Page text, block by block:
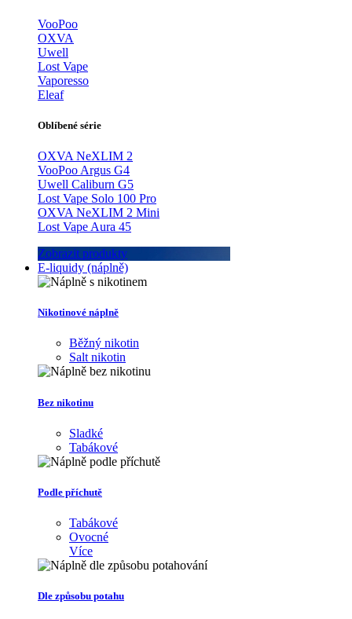
VooPoo
OXVA
Uwell
Lost Vape
Vaporesso
Eleaf
Oblíbené série
OXVA NeXLIM 2
VooPoo Argus G4
Uwell Caliburn G5
Lost Vape Solo 100 Pro
OXVA NeXLIM 2 Mini
Lost Vape Aura 45
Zobrazit produkty
E-liquidy (náplně)
Nikotinové náplně
Běžný nikotin
Salt nikotin
Bez nikotinu
Sladké
Tabákové
Podle příchutě
Tabákové
Ovocné
Více
Dle způsobu potahu